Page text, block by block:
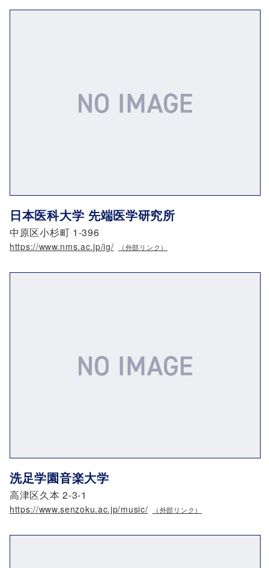
日本医科大学 先端医学研究所
中原区小杉町 1-396
https://www.nms.ac.jp/ig/
洗足学園音楽大学
高津区久本 2-3-1
https://www.senzoku.ac.jp/music/